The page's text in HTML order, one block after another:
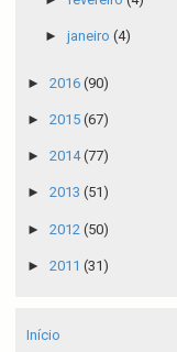
► janeiro (4)
► 2016 (90)
► 2015 (67)
► 2014(77)
► 2013 (51)
► 2012 (50)
► 2011 (31)
Início